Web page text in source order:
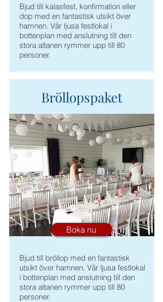
Bjud till kalasfest, konfirmation eller
dop med en fantastisk utsikt över
hamnen. Vår ljusa festlokal i
bottenplan med anslutning till den
stora altanen rymmer upp till 80
personer.
Bröllopspaket
Boka nu
Bjud till bröllop med en fantastisk
utsikt över hamnen. Vår ljusa festlokal
i bottenplan med anslutning till den
stora altanen rymmer upp till 80
personer.